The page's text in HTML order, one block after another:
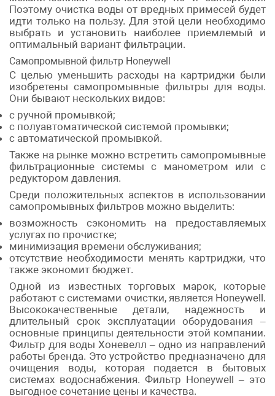
Поэтому очистка воды от вредных примесей будет
идти только на пользу. Для этой цели необходимо
выбрать и установить наиболее приемлемый и
оптимальный вариант фильтрации.
Самопромывной фильтр Honeywell
С целью уменьшить расходы на картриджи были
изобретены самопромывные фильтры для воды.
Они бывают нескольких видов:
с ручной промывкой;
с полуавтоматической системой промывки;
с автоматической промывкой.
Также на рынке можно встретить самопромывные
фильтрационные системы с манометром или с
редуктором давления.
Среди положительных аспектов в использовании
самопромывных фильтров можно выделить:
возможность сэкономить на предоставляемых
услугах по прочистке;
минимизация времени обслуживания;
отсутствие необходимости менять картриджи, что
также экономит бюджет.
Одной из известных торговых марок, которые
работают с системами очистки, является Honeywell.
Высококачественные детали, надежность и
длительный срок эксплуатации оборудования –
основные принципы деятельности этой компании.
Фильтр для воды Хоневелл – одно из направлений
работы бренда. Это устройство предназначено для
очищения воды, которая подается в бытовых
системах водоснабжения. Фильтр Honeywell – это
выгодное сочетание цены и качества.